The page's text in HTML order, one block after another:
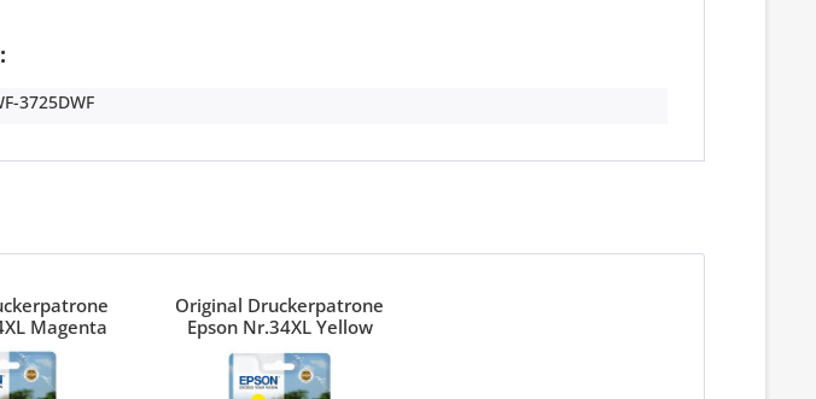
3725DWF
Magenta
Original Druckerpatrone
Epson Nr.34XL Yellow